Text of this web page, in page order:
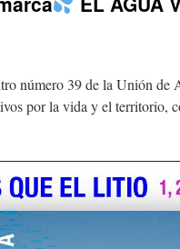
número 39 de la Unión de
por la vida y el territorio,